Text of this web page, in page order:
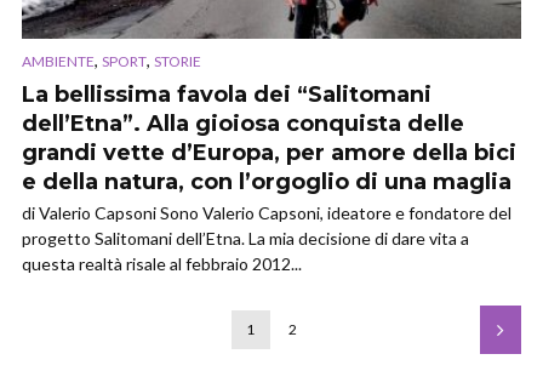
AMBIENTE, SPORT, STORIE
La bellissima favola dei “Salitomani
dell’Etna”. Alla gioiosa conquista delle
grandi vette d’Europa, per amore della bici
e della natura, con l’orgoglio di una maglia
di Valerio Capsoni Sono Valerio Capsoni, ideatore e fondatore del
progetto Salitomani dell’Etna. La mia decisione di dare vita a
questa realtà risale al febbraio 2012...
1 2